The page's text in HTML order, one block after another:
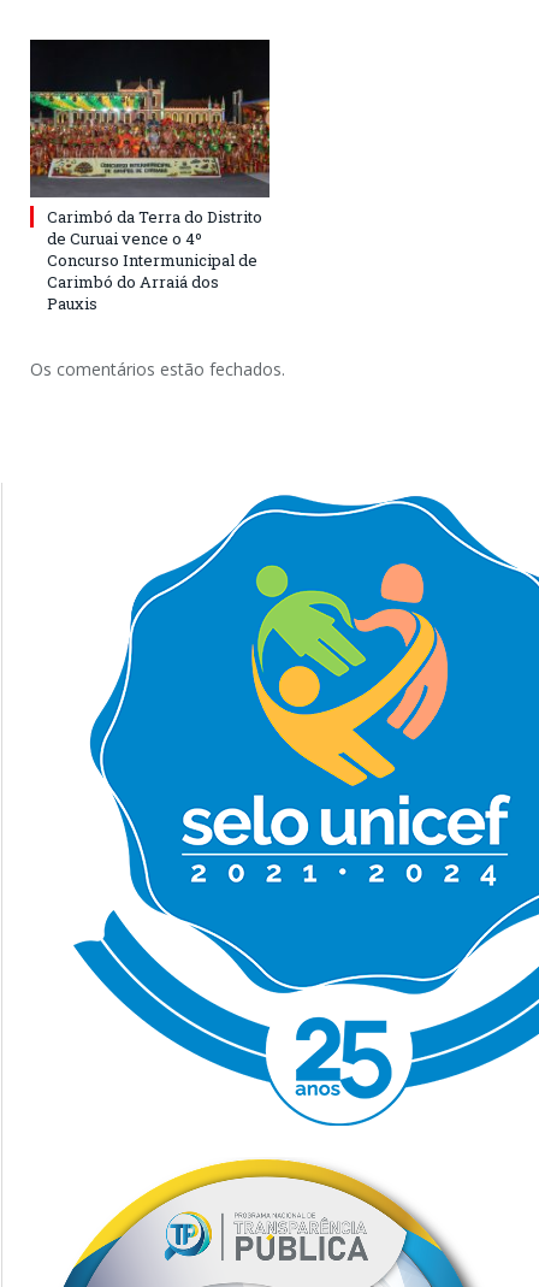
Carimbó da Terra do Distrito
de Curuai vence o 4º
Concurso Intermunicipal de
Carimbó do Arraiá dos
Pauxis
Os comentários estão fechados.